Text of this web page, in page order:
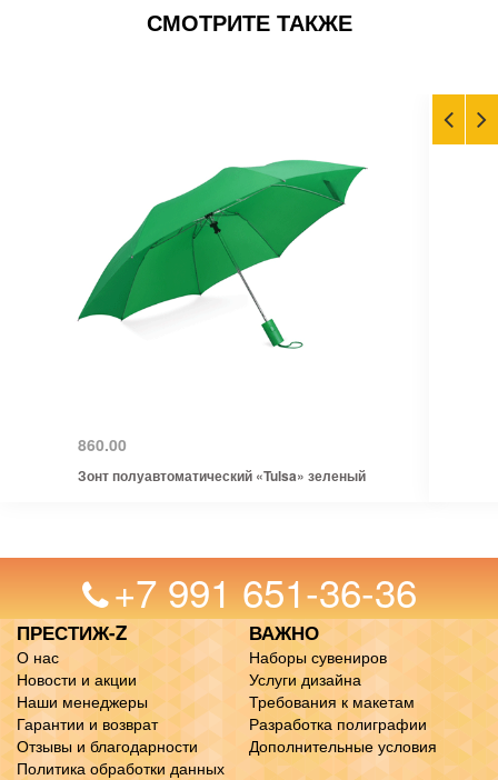
СМОТРИТЕ ТАКЖЕ
860.00
Зонт полуавтоматический «Tulsa» зеленый
+7 991 651-36-36
ПРЕСТИЖ-Z
О нас
Новости и акции
Наши менеджеры
Гарантии и возврат
Отзывы и благодарности
Политика обработки данных
ВАЖНО
Наборы сувениров
Услуги дизайна
Требования к макетам
Разработка полиграфии
Дополнительные условия